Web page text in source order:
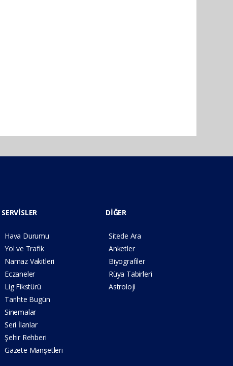
SERVİSLER
Hava Durumu
Yol ve Trafik
Namaz Vakitleri
Eczaneler
Lig Fikstürü
Tarihte Bugün
Sinemalar
Seri İlanlar
Şehir Rehberi
Gazete Manşetleri
DİĞER
Sitede Ara
Anketler
Biyografiler
Rüya Tabirleri
Astroloji